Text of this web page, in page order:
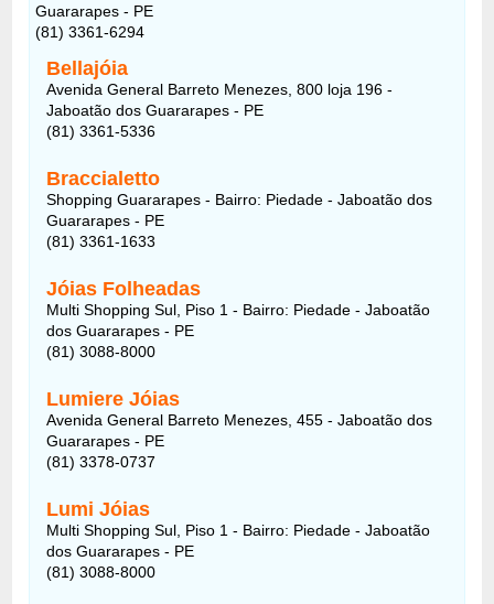
Guararapes - PE
(81) 3361-6294
Bellajóia
Avenida General Barreto Menezes, 800 loja 196 -
Jaboatão dos Guararapes - PE
(81) 3361-5336
Braccialetto
Shopping Guararapes - Bairro: Piedade - Jaboatão dos
Guararapes - PE
(81) 3361-1633
Jóias Folheadas
Multi Shopping Sul, Piso 1 - Bairro: Piedade - Jaboatão
dos Guararapes - PE
(81) 3088-8000
Lumiere Jóias
Avenida General Barreto Menezes, 455 - Jaboatão dos
Guararapes - PE
(81) 3378-0737
Lumi Jóias
Multi Shopping Sul, Piso 1 - Bairro: Piedade - Jaboatão
dos Guararapes - PE
(81) 3088-8000